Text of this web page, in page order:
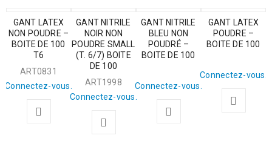
GANT LATEX
NON POUDRE –
BOITE DE 100
T6
ART0831
Connectez-vous.
GANT NITRILE
NOIR NON
POUDRE SMALL
(T. 6/7) BOITE
DE 100
ART1998
Connectez-vous.
GANT NITRILE
BLEU NON
POUDRÉ –
BOITE DE 100
Connectez-vous.
GANT LATEX
POUDRE –
BOITE DE 100
Connectez-vous.